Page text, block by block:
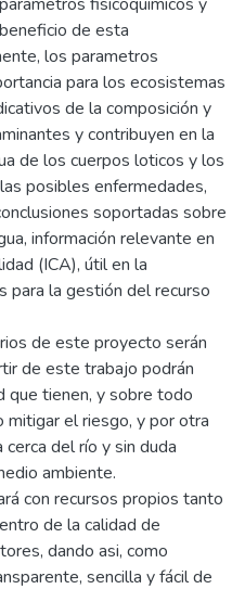
de esta
los parametros
para los ecosistemas
de la composición y
y contribuyen en la
de los cuerpos loticos y los
posibles enfermedades,
soportadas sobre
información relevante en
(ICA), útil en la
para la gestión del recurso
de este proyecto serán
de este trabajo podrán
que tienen, y sobre todo
mitigar el riesgo, y por otra
del río y sin duda
ambiente.
con recursos propios tanto
de la calidad de
dando asi, como
sencilla y fácil de